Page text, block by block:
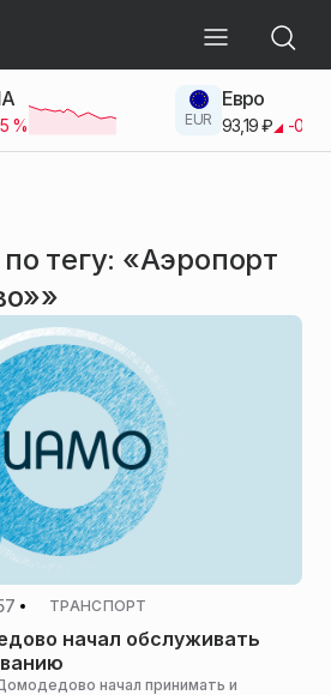
% EUR
Евро
93,19 ₽ -0.42
тегу: «Аэропорт
ТРАНСПОРТ
начал обслуживать
начал принимать и